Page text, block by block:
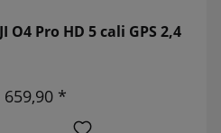
O4 Pro HD 5 cali GPS 2,4
659,90 *